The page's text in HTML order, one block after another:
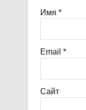
Имя *
Email *
Сайт